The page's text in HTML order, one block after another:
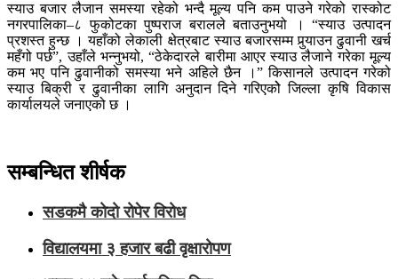
स्याउ बजार लैजान समस्या रहेको भन्दै मूल्य पनि कम पाउने गरेको रास्कोट
नगरपालिका–८ फुकोटका पुष्पराज बरालले बताउनुभयो । “स्याउ उत्पादन
प्रशस्त हुन्छ । यहाँको लेकाली क्षेत्रबाट स्याउ बजारसम्म पुर्‍याउन ढुवानी खर्च
महँगो पर्छ”, उहाँले भन्नुभयो, “ठेकेदारले बारीमा आएर स्याउ लैजाने गरेका मूल्य
कम भए पनि ढुवानीको समस्या भने अहिले छैन ।” किसानले उत्पादन गरेको
स्याउ बिक्री र ढुवानीका लागि अनुदान दिने गरिएकोे जिल्ला कृषि विकास
कार्यालयले जनाएको छ ।
सम्बन्धित शीर्षक
सडकमै कोदो रोपेर विरोध
विद्यालयमा ३ हजार बढी वृक्षारोपण